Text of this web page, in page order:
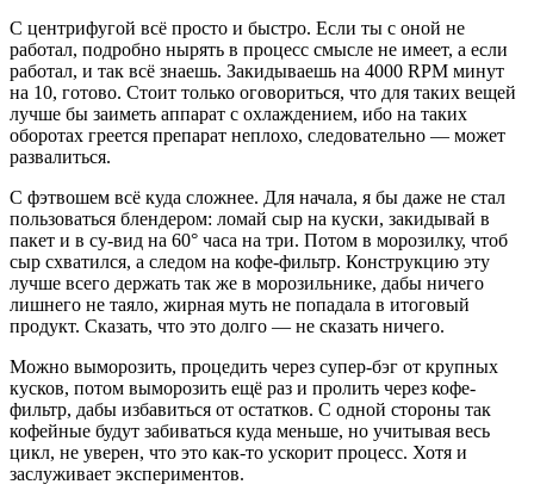
С центрифугой всё просто и быстро. Если ты с оной не
работал, подробно нырять в процесс смысле не имеет, а если
работал, и так всё знаешь. Закидываешь на 4000 RPM минут
на 10, готово. Стоит только оговориться, что для таких вещей
лучше бы заиметь аппарат с охлаждением, ибо на таких
оборотах греется препарат неплохо, следовательно — может
развалиться.
С фэтвошем всё куда сложнее. Для начала, я бы даже не стал
пользоваться блендером: ломай сыр на куски, закидывай в
пакет и в су-вид на 60° часа на три. Потом в морозилку, чтоб
сыр схватился, а следом на кофе-фильтр. Конструкцию эту
лучше всего держать так же в морозильнике, дабы ничего
лишнего не таяло, жирная муть не попадала в итоговый
продукт. Сказать, что это долго — не сказать ничего.
Можно выморозить, процедить через супер-бэг от крупных
кусков, потом выморозить ещё раз и пролить через кофе-
фильтр, дабы избавиться от остатков. С одной стороны так
кофейные будут забиваться куда меньше, но учитывая весь
цикл, не уверен, что это как-то ускорит процесс. Хотя и
заслуживает экспериментов.